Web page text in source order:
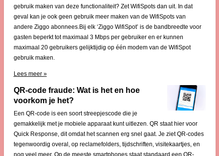
gebruik maken van deze functionaliteit? Zet WifiSpots dan uit. In dat
geval kan je ook geen gebruik meer maken van de WifiSpots van
andere Ziggo abonnees.Bij elk ‘Ziggo WifiSpot’ is de bandbreedte voor
gasten beperkt tot maximaal 3 Mbps per gebruiker en er kunnen
maximaal 20 gebruikers gelijktijdig op één modem van de WifiSpot
gebruik maken.
Lees meer »
QR-code fraude: Wat is het en hoe
voorkom je het?
Een QR-code is een soort streepjescode die je
gemakkelijk met je mobiele apparaat kunt uitlezen. QR staat hier voor
Quick Response, dit omdat het scannen erg snel gaat. Je ziet QR-codes
tegenwoordig overal, op reclamefolders, tijdschriften, visitekaartjes, en
nog veel meer. Op de meeste smartphones staat standaard een QR-